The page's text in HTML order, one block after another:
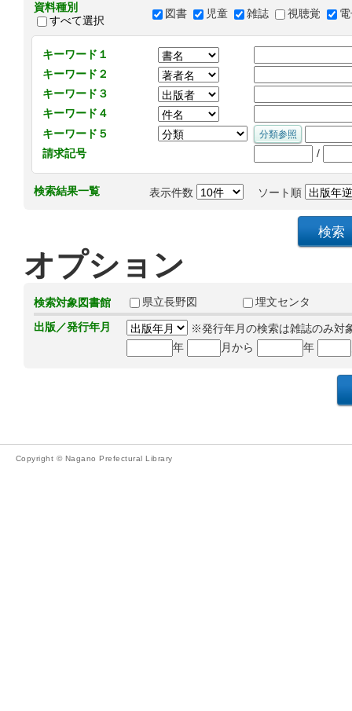
資料種別
すべて選択
図書 児童 雑誌 視聴覚
キーワード１
キーワード２
キーワード３
キーワード４
キーワード５
請求記号
/
検索結果一覧 表示件数 ソート順
オプション
検索対象図書館 県立長野図
埋文センタ
出版／発行年月
※発行年月の検索は雑誌のみ対
年
月から 年
Copyright © Nagano Prefectural Library